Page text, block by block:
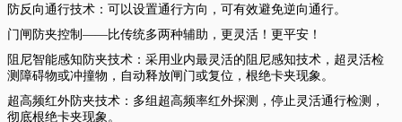
防反向通行技术：可以设置通行方向，可有效避免逆向通行。
门闸防夹控制——比传统多两种辅助，更灵活！更平安！
阻尼智能感知防夹技术：采用业内最灵活的阻尼感知技术，超灵活检
测障碍物或冲撞物，自动释放闸门或复位，根绝卡夹现象。
超高频红外防夹技术：多组超高频率红外探测，停止灵活通行检测，
彻底根绝卡夹现象。